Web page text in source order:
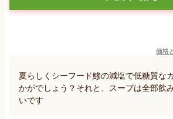
価格
夏らしくシーフード鯵の減塩で低糖質な
かがでしょう？それと、スープは全部飲
いです